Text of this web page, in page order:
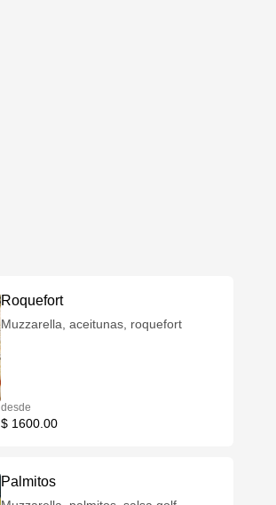
Roquefort
Muzzarella, aceitunas, roquefort
desde
$ 1600.00
Palmitos